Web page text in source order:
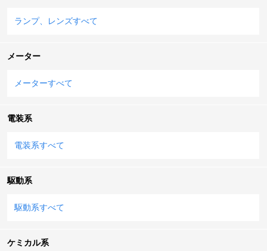
ランプ、レンズすべて
メーター
メーターすべて
電装系
電装系すべて
駆動系
駆動系すべて
ケミカル系